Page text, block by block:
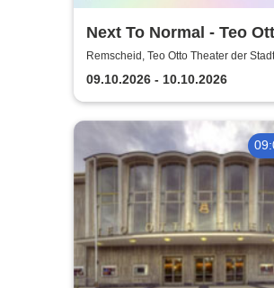
Next To Normal - Teo
Theater der Stadt
Remscheid, Teo Otto Theater der Stadt
Remscheid
09.10.2026 - 10.10.2026